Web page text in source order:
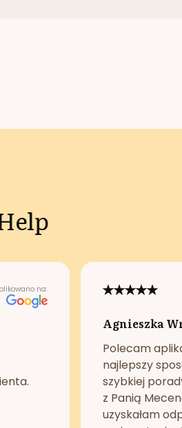
na:
Agnieszka
Polecam
najlepszy
szybkiej
z Panią
uzyskałam